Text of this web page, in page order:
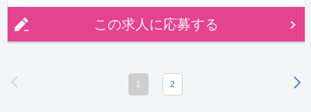
この求人に応募する
1 2